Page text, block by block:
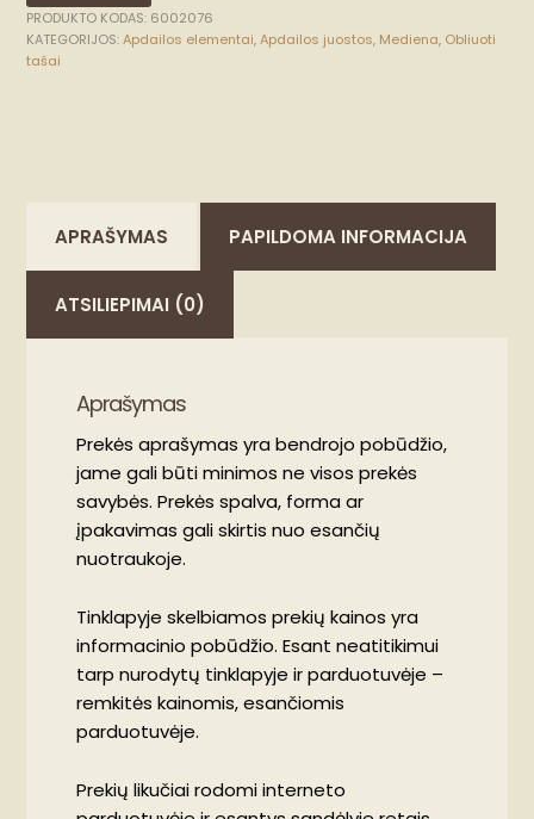
PRODUKTO KODAS: 6002076
KATEGORIJOS:Apdailos elementai,Apdailos juostos, Mediena, Obliuoti
tašai
APRAŠYMAS PAPILDOMA INFORMACIJA
ATSILIEPIMAI (0)
Aprašymas
Prekės aprašymas yra bendrojo pobūdžio,
jame gali būti minimos ne visos prekės
savybės. Prekės spalva, forma ar
įpakavimas gali skirtis nuo esančių
nuotraukoje.
Tinklapyje skelbiamos prekių kainos yra
informacinio pobūdžio. Esant neatitikimui
tarp nurodytų tinklapyje ir parduotuvėje –
remkitės kainomis, esančiomis
parduotuvėje.
Prekių likučiai rodomi interneto